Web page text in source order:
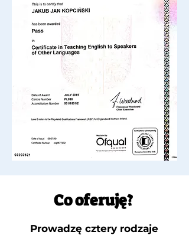
Co oferuję?
Prowadzę cztery rodzaje